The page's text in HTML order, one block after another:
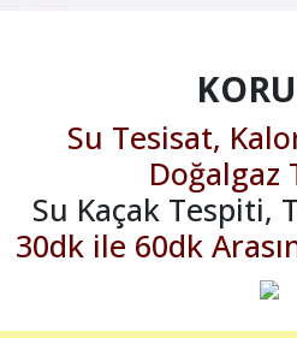
Su Tesisat,
Doğalgaz
Su Kaçak Tespiti,
30dk ile 60dk